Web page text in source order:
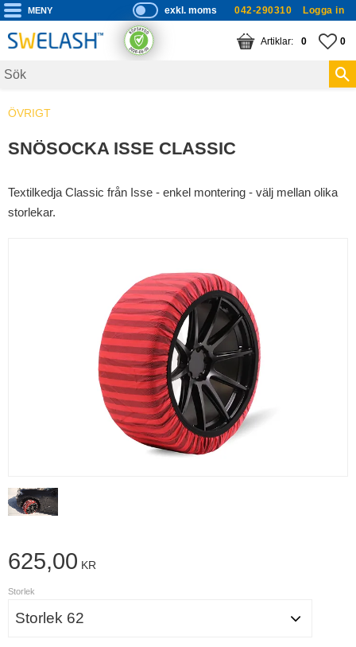
Meny
P
ri
s
s
exkl. moms 042-290310 Logga in
0
KUNDVAGN
ANTAL 0
ÖVRIGT
SNÖSOCKA ISSE CLASSIC
Textilkedja Classic från Isse - enkel montering - välj mellan olika
storlekar.
625,00 KR
Storlek